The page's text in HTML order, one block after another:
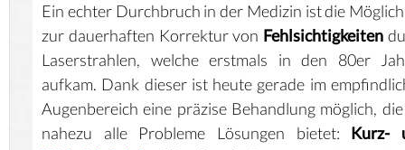
Ein echter Durchbruch in der Medizin ist die
zur dauerhaften Korrektur von Fehlsichtigkeiten
Laserstrahlen, welche erstmals in den 80er
aufkam. Dank dieser ist heute gerade im
Augenbereich eine präzise Behandlung möglich,
nahezu alle Probleme Lösungen bietet: Kurz-